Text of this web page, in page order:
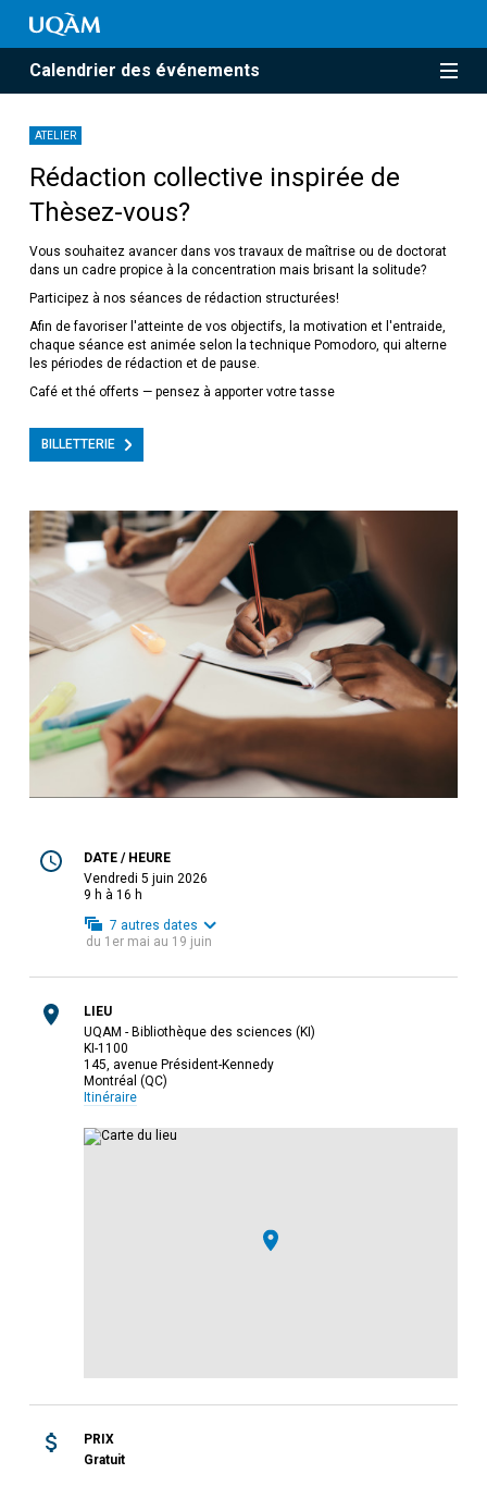
Calendrier des événements
ATELIER
Rédaction collective inspirée de
Thèsez-vous?
Vous souhaitez avancer dans vos travaux de maîtrise ou de doctorat
dans un cadre propice à la concentration mais brisant la solitude?
Participez à nos séances de rédaction structurées!
Afin de favoriser l'atteinte de vos objectifs, la motivation et l'entraide,
chaque séance est animée selon la technique Pomodoro, qui alterne
les périodes de rédaction et de pause.
Café et thé offerts — pensez à apporter votre tasse
BILLETTERIE
DATE / HEURE
vendredi 5 juin 2026
9 h à 16 h
7 autres dates
du 1er mai au 19 juin
LIEU
UQAM - Bibliothèque des sciences (KI)
KI-1100
145, avenue Président-Kennedy
Montréal (QC)
Itinéraire
PRIX
Gratuit